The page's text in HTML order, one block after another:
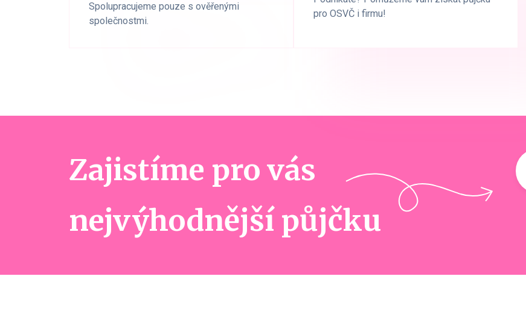
Spolupracujeme pouze s ověřenými
společnostmi.
pro OSVČ i firmu!
Zajistíme pro vás
nejvýhodnější půjčku